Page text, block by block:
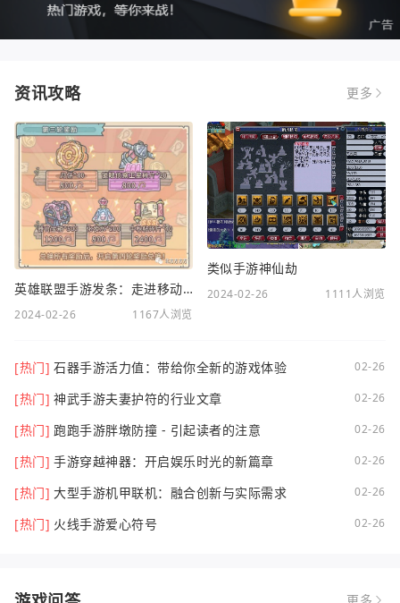
资讯攻略 更多
英雄联盟手游发条：走进移动电竞新时代
2024-02-26 1167人浏览
类似手游神仙劫
2024-02-26 1111人浏览
[热门] 石器手游活力值：带给你全新的游戏体验 02-26
[热门] 神武手游夫妻护符的行业文章 02-26
[热门] 跑跑手游胖墩防撞 - 引起读者的注意 02-26
[热门] 手游穿越神器：开启娱乐时光的新篇章 02-26
[热门] 大型手游机甲联机：融合创新与实际需求 02-26
[热门] 火线手游爱心符号 02-26
更多